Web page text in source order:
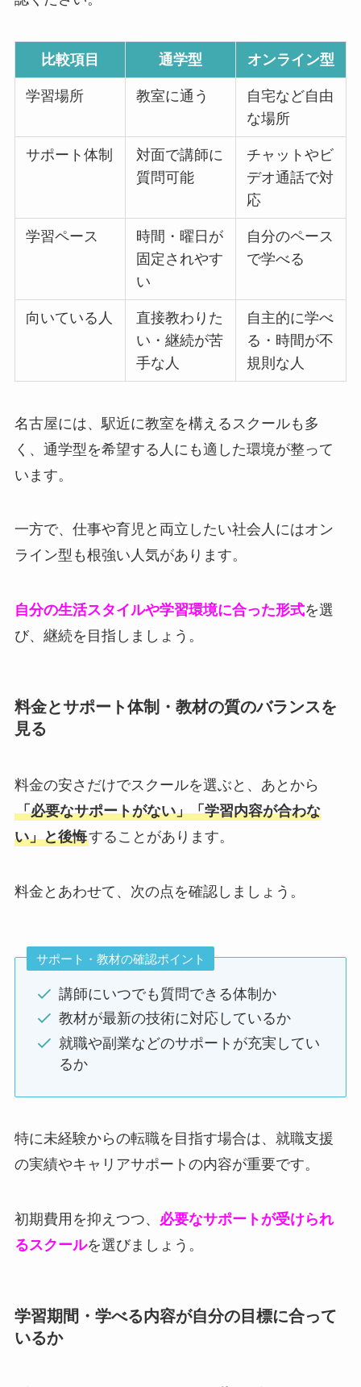
比較項目 通学型 オンライン型
学習場所 教室に通う
自宅など自由
な場所
サポート体制
対面で講師に
質問可能
チャットやビ
デオ通話で対
応
学習ペース
時間・曜日が
固定されやす
い
自分のペース
で学べる
向いている人
直接教わりた
い・継続が苦
手な人
自主的に学べ
る・時間が不
規則な人
名古屋には、駅近に教室を構えるスクールも多
く、通学型を希望する人にも適した環境が整って
います。
一方で、仕事や育児と両立したい社会人にはオン
ライン型も根強い人気があります。
自分の生活スタイルや学習環境に合った形式を選
び、継続を目指しましょう。
料金とサポート体制・教材の質のバランスを
見る
料金の安さだけでスクールを選ぶと、あとから
「必要なサポートがない」「学習内容が合わな
い」と後悔することがあります。
料金とあわせて、次の点を確認しましょう。
サポート・教材の確認ポイント
講師にいつでも質問できる体制か
教材が最新の技術に対応しているか
就職や副業などのサポートが充実してい
るか
特に未経験からの転職を目指す場合は、就職支援
の実績やキャリアサポートの内容が重要です。
初期費用を抑えつつ、 必要なサポートが受けられ
るスクールを選びましょう。
学習期間・学べる内容が自分の目標に合って
いるか